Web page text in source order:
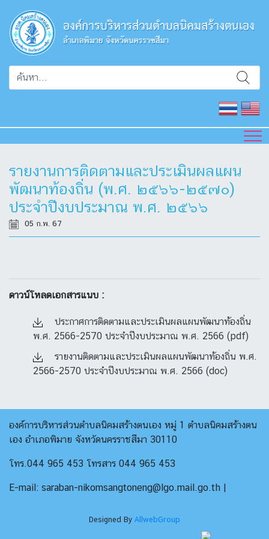
รายงานการติดตามและประเมินผลแผน
พัฒนาท้องถิ่น (พ.ศ. ๒๕๖๖-๒๕๗๐)
ประจำปีงบประมาณ พ.ศ. ๒๕๖๖
05 ก.พ. 67
ดาวน์โหลดเอกสารแนบ :
ประกาศการติดตามและประเมินผลแผนพัฒนาท้องถิ่น
พ.ศ. 2566-2570 ประจำปีงบประมาณ พ.ศ. 2566 (pdf)
รายงานติดตามและประเมินผลแผนพัฒนาท้องถิ่น พ.ศ.
2566-2570 ประจำปีงบประมาณ พ.ศ. 2566 (doc)
องค์การบริหารส่วนตำบลนิคมสร้างตนเอง หมู่ 1 ตำบลนิคมสร้างตน
เอง อำเภอพิมาย จังหวัดนครราชสีมา 30110
โทร.044 965 453 โทรสาร 044 965 453
E-mail: saraban-nikomsangtoneng@lgo.mail.go.th |
Designed By AllwebGroup